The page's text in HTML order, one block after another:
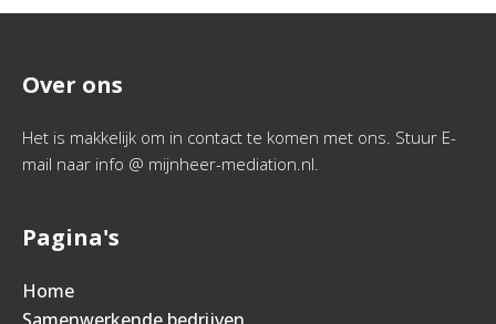
Over ons
Het is makkelijk om in contact te komen met ons. Stuur E-
mail naar info @ mijnheer-mediation.nl.
Pagina's
Home